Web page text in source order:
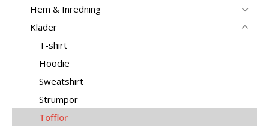
Hem & Inredning
Kläder
T-shirt
Hoodie
Sweatshirt
Strumpor
Tofflor